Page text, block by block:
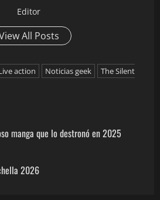
Editor
All Posts
action Noticias geek
The Silent
manga que lo destronó en 2025
2026